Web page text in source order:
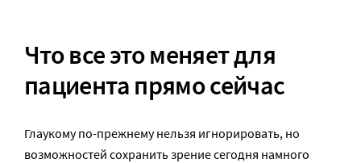
Что все это меняет для
пациента прямо сейчас
Глаукому по-прежнему нельзя игнорировать, но
возможностей сохранить зрение сегодня намного